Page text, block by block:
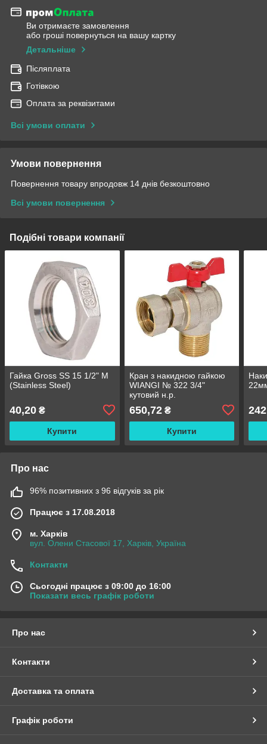
Ви отримаєте замовлення
або гроші повернуться на вашу картку
Детальніше
Післяплата
Готівкою
Оплата за реквізитами
Всі умови оплати
Умови повернення
Повернення товару впродовж 14 днів безкоштовно
Всі умови повернення
Подібні товари компанії
Гайка Gross SS 15 1/2" М
(Stainless Steel)
40,20 ₴
Купити
Кран з накидною гайкою
WIANGI № 322 3/4"
кутовий н.р.
650,72₴
Купити
Про нас
96% позитивних з 96 відгуків за рік
Працює з 17.08.2018
м. Харків
вул. Олени Стасової 17, Харків, Україна
Контакти
Сьогодні працює з 09:00 до 16:00
Показати весь графік роботи
Про нас
Контакти
Доставка та оплата
Графік роботи